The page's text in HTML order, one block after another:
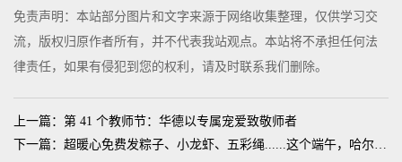
免责声明：本站部分图片和文字来源于网络收集整理，仅供学习交
流，版权归原作者所有，并不代表我站观点。本站将不承担任何法
律责任，如果有侵犯到您的权利，请及时联系我们删除。
上一篇：第 41 个教师节：华德以专属宠爱致敬师者
下一篇：超暖心免费发粽子、小龙虾、五彩绳......这个端午，哈尔滨华德学院“粽”情宠你